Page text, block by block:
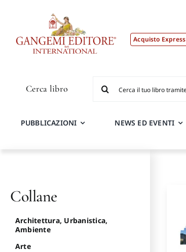
Acquisto Express
Cerca libro
per:
PUBBLICAZIONI NEWS ED EVENTI
Collane
Architettura, Urbanistica,
Ambiente
Arte